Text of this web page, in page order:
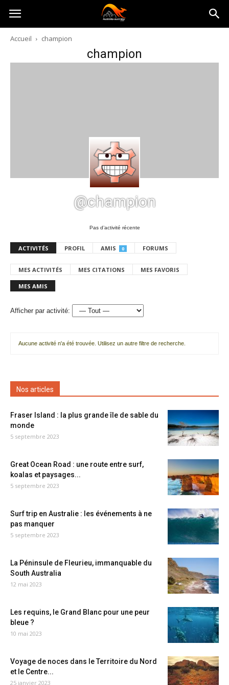
Australia-
australie.com
Accueil champion
champion
@champion
Pas d’activité récente
ACTIVITÉS PROFIL AMIS 0 FORUMS
MES ACTIVITÉS MES CITATIONS MES FAVORIS
MES AMIS
Afficher par activité:
Aucune activité n'a été trouvée. Utilisez un autre filtre de recherche.
Nos articles
Fraser Island : la plus grande île de sable du
monde
5 septembre 2023
Great Ocean Road : une route entre surf,
koalas et paysages...
5 septembre 2023
Surf trip en Australie : les événements à ne
pas manquer
5 septembre 2023
La Péninsule de Fleurieu, immanquable du
South Australia
12 mai 2023
Les requins, le Grand Blanc pour une peur
bleue ?
10 mai 2023
Voyage de noces dans le Territoire du Nord
et le Centre...
25 janvier 2023